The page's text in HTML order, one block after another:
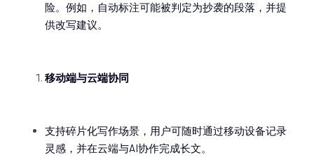
险。例如，自动标注可能被判定为抄袭的段落，并提
供改写建议。
移动端与云端协同
支持碎片化写作场景，用户可随时通过移动设备记录
灵感，并在云端与AI协作完成长文。